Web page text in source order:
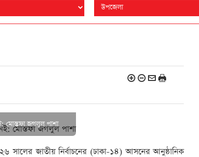
মোস্তফা জগলুল পাশা
সালের জাতীয় নির্বাচনের (ঢাকা-১৪) আসনের আনুষ্ঠানিক